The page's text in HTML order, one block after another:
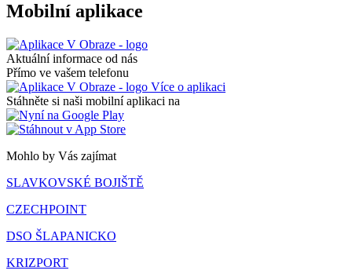
Mobilní aplikace
Aktuální informace od nás
Přímo ve vašem telefonu
Více o aplikaci
Stáhněte si naši mobilní aplikaci na
Mohlo by Vás zajímat
SLAVKOVSKÉ BOJIŠTĚ
CZECHPOINT
DSO ŠLAPANICKO
KRIZPORT